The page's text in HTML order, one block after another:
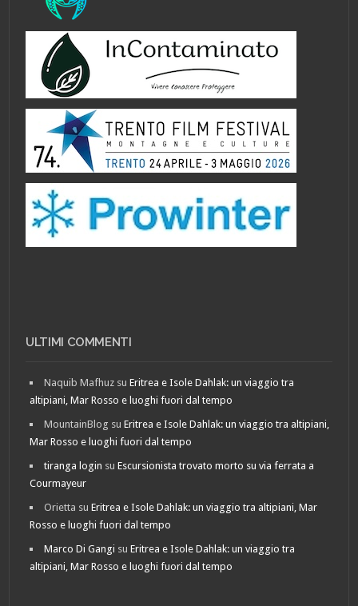
ULTIMI COMMENTI
Naquib Mafhuz suEritrea e Isole Dahlak: un viaggio tra
altipiani, Mar Rosso e luoghi fuori dal tempo
MountainBlog suEritrea e Isole Dahlak: un viaggio tra altipiani,
Mar Rosso e luoghi fuori dal tempo
tiranga login suEscursionista trovato morto su via ferrata a
Courmayeur
Orietta suEritrea e Isole Dahlak: un viaggio tra altipiani, Mar
Rosso e luoghi fuori dal tempo
Marco Di Gangi suEritrea e Isole Dahlak: un viaggio tra
altipiani, Mar Rosso e luoghi fuori dal tempo